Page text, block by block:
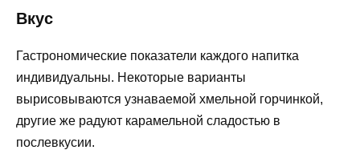
Вкус
Гастрономические показатели каждого напитка
индивидуальны. Некоторые варианты
вырисовываются узнаваемой хмельной горчинкой,
другие же радуют карамельной сладостью в
послевкусии.